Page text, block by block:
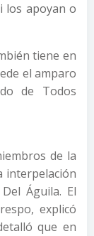
los apoyan o
tiene en
el amparo
de Todos
de la
interpelación
Águila. El
explicó
que en